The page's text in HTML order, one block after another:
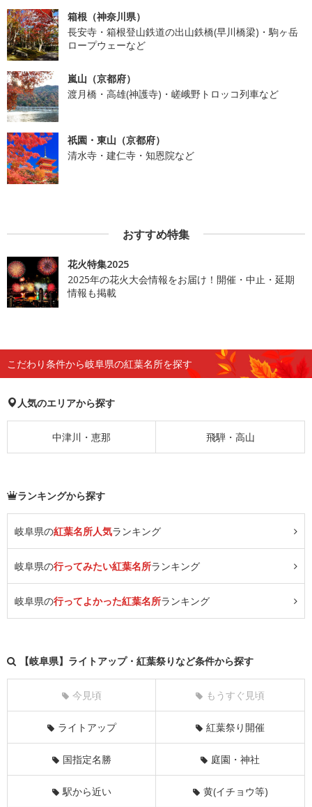
箱根（神奈川県）
長安寺・箱根登山鉄道の出山鉄橋(早川橋梁)・駒ヶ岳
ロープウェーなど
嵐山（京都府）
渡月橋・高雄(神護寺)・嵯峨野トロッコ列車など
祇園・東山（京都府）
清水寺・建仁寺・知恩院など
おすすめ特集
花火特集2025
2025年の花火大会情報をお届け！開催・中止・延期
情報も掲載
こだわり条件から岐阜県の紅葉名所を探す
人気のエリアから探す
中津川・恵那 飛騨・高山
ランキングから探す
岐阜県の紅葉名所人気ランキング
岐阜県の行ってみたい紅葉名所ランキング
岐阜県の行ってよかった紅葉名所ランキング
【岐阜県】ライトアップ・紅葉祭りなど条件から探す
今見頃 もうすぐ見頃
ライトアップ 紅葉祭り開催
国指定名勝 庭園・神社
駅から近い 黄(イチョウ等)